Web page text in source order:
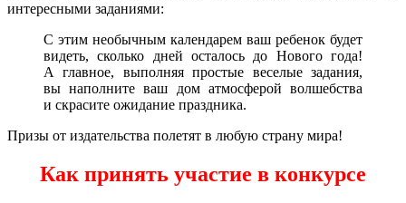
интересными заданиями:
С этим необычным календарем ваш ребенок будет
видеть, сколько дней осталось до Нового года!
А главное, выполняя простые веселые задания,
вы наполните ваш дом атмосферой волшебства
и скрасите ожидание праздника.
Призы от издательства полетят в любую страну мира!
Как принять участие в конкурсе